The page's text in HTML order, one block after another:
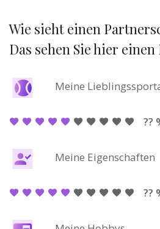
Wie sieht einen
Das sehen Sie hier
Meine
??
Meine Eigenschaften
??